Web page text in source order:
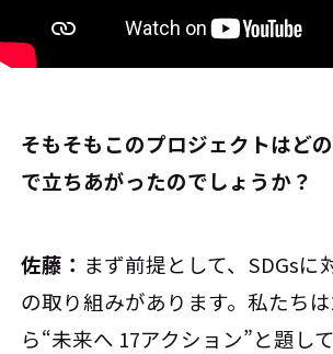
――そもそもこのプロジェクトはど
で立ちあがったのでしょうか？
佐藤： まず前提として、SDGsに
の取り組みがあります。私たち
ら“未来へ 17アクション”と題し